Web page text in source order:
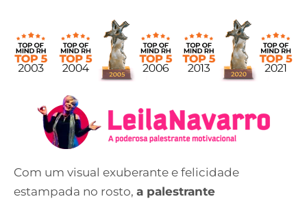
Com um visual exuberante e felicidade
estampada no rosto, a palestrante